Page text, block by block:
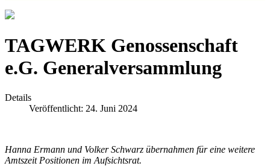
TAGWERK Genossenschaft
e.G. Generalversammlung
Details
Veröffentlicht: 24. Juni 2024
Hanna Ermann und Volker Schwarz übernahmen für eine weitere
Amtszeit Positionen im Aufsichtsrat.